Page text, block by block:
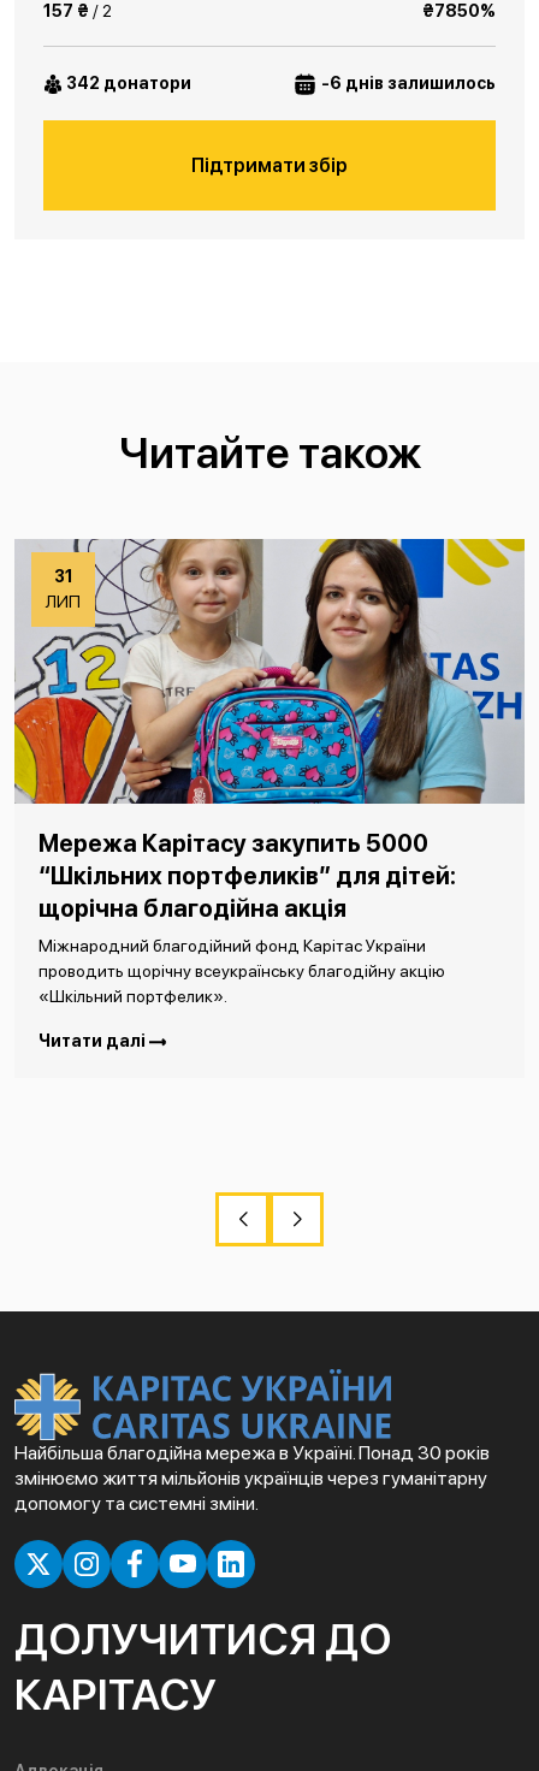
157 ₴ / 2 ₴7850%
342 донатори -6 днів залишилось
Підтримати збір
Читайте також
31
ЛИП
Мережа Карітасу закупить 5000
“Шкільних портфеликів” для дітей:
щорічна благодійна акція
Міжнародний благодійний фонд Карітас України
проводить щорічну всеукраїнську благодійну акцію
«Шкільний портфелик».
Читати далі
Найбільша благодійна мережа в Україні. Понад 30 років
змінюємо життя мільйонів українців через гуманітарну
допомогу та системні зміни.
ДОЛУЧИТИСЯ ДО
КАРІТАСУ